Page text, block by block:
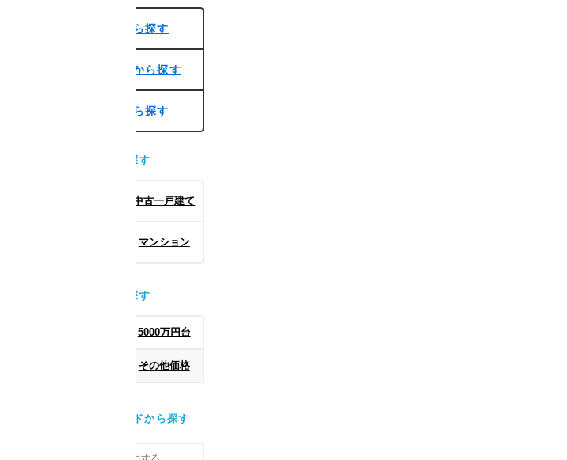
条件から探す
沿線・駅から探す
学区から探す
種別から探す
中古一戸建て
マンション
価格から探す
5000万円台
その他価格
フリーワードから探す